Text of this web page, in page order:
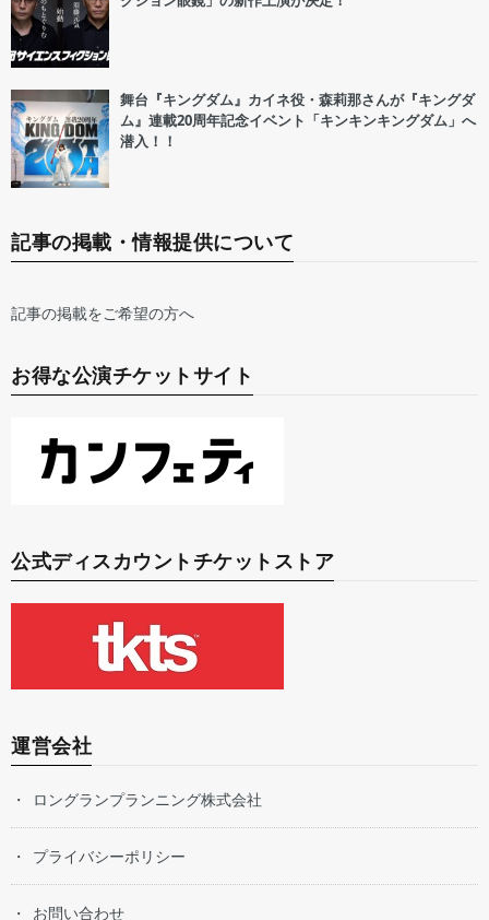
舞台『キングダム』カイネ役・森莉那さんが『キングダ
ム』連載20周年記念イベント「キンキンキングダム」へ
潜入！！
記事の掲載・情報提供について
記事の掲載をご希望の方へ
お得な公演チケットサイト
公式ディスカウントチケットストア
運営会社
ロングランプランニング株式会社
プライバシーポリシー
お問い合わせ